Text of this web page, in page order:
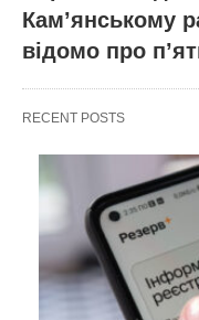
Кам’янському
відомо про
RECENT POSTS